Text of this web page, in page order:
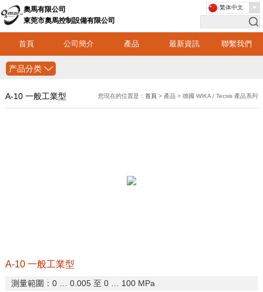
奧馬有限公司
東莞市奧馬控制設備有限公司
首頁 公司簡介 產品 最新資訊 聯繫我們
繁体中文
产品分类
A-10 一般工業型 您現在的位置是：首頁 > 產品 > 德國 WIKA / Tecsis 產品系列
A-10 一般工業型
測量範圍： 0 … 0.005 至 0 … 100 MPa